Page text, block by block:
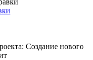
Создание нового